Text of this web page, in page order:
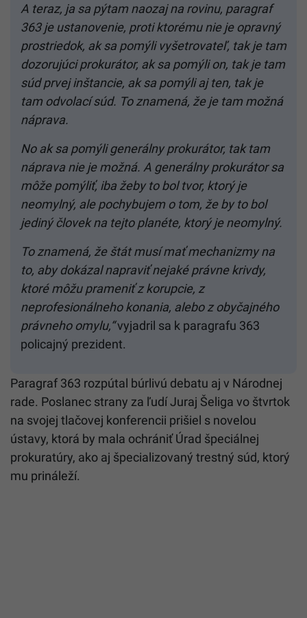
A teraz, ja sa pýtam naozaj na rovinu, paragraf
363 je ustanovenie, proti ktorému nie je opravný
prostriedok, ak sa pomýli vyšetrovateľ, tak je tam
dozorujúci prokurátor, ak sa pomýli on, tak je tam
súd prvej inštancie, ak sa pomýli aj ten, tak je
tam odvolací súd. To znamená, že je tam možná
náprava.
No ak sa pomýli generálny prokurátor, tak tam
náprava nie je možná. A generálny prokurátor sa
môže pomýliť, iba žeby to bol tvor, ktorý je
neomylný, ale pochybujem o tom, že by to bol
jediný človek na tejto planéte, ktorý je neomylný.
To znamená, že štát musí mať mechanizmy na
to, aby dokázal napraviť nejaké právne krivdy,
ktoré môžu prameniť z korupcie, z
neprofesionálneho konania, alebo z obyčajného
právneho omylu,“vyjadril sa k paragrafu 363
policajný prezident.
Paragraf 363 rozpútal búrlivú debatu aj v Národnej
rade. Poslanec strany za ľudí Juraj Šeliga vo štvrtok
na svojej tlačovej konferencii prišiel s novelou
ústavy, ktorá by mala ochrániť Úrad špeciálnej
prokuratúry, ako aj špecializovaný trestný súd, ktorý
mu prináleží.